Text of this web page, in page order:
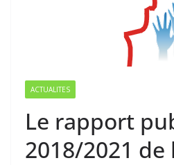
ACTUALITES
Le rapport
2018/2021 de